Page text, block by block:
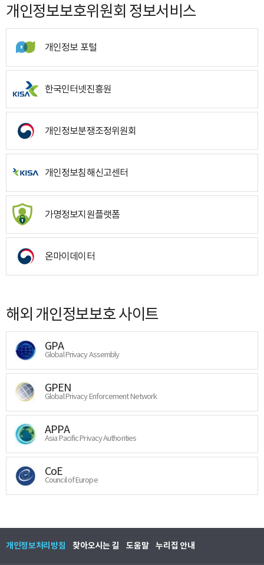
개인정보보호위원회 정보서비스
개인정보 포털
한국인터넷진흥원
개인정보분쟁조정위원회
개인정보침해신고센터
가명정보지원플랫폼
온마이데이터
해외 개인정보보호 사이트
GPA
Global Privacy Assembly
GPEN
Global Privacy Enforcement Network
APPA
Asia Pacific Privacy Authorities
CoE
Council of Europe
개인정보처리방침 찾아오시는 길 도움말 누리집 안내